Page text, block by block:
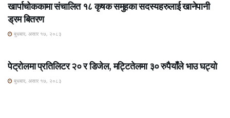
खार्पाचोककामा संचालित १८ कृषक समुहका सदस्यहरुलाई खानेपानी
ड्रम बितरण
बुधबार, असार १७, २०८३
पेट्रोलमा प्रतिलिटर २० र डिजेल, मट्टितेलमा ३० रुपैयाँले भाउ घट्यो
बुधबार, असार १७, २०८३